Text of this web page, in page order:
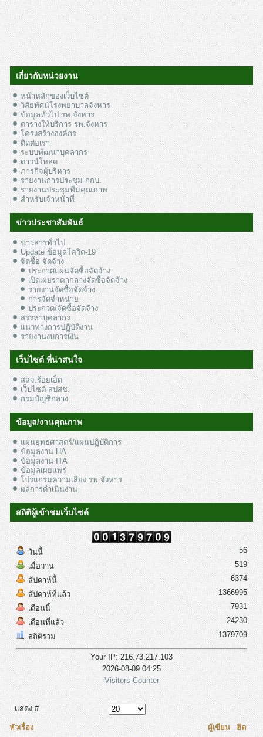
เกี่ยวกับหน่วยงาน
หน้าหลักของเว็บไซต์
วิสัยทัศน์โรงพยาบาลจังหาร
ข้อมูลทั่วไป รพ.จังหาร
ตารางให้บริการ รพ.จังหาร
โครงสร้างองค์กร
ติดต่อเรา
ระบบพัฒนาบุคลากร
ดาวน์โหลด
ภารกิจผู้บริหาร
รายงานการประชุม กกบ.
รายงานประชุมทีมคุณภาพ
สำหรับเจ้าหน้าที่
ข่าวประชาสัมพันธ์
ข่าวสารทั่วไป
Update ข้อมูลโควิด-19
จัดซื้อ จัดจ้าง
ประกาศแผนจัดซื้อจัดจ้าง
เปิดเผยราคากลางจัดซื้อจัดจ้าง
รายงานจัดซื้อจัดจ้าง
การจัดจำหน่าย
ประกวด/จัดซื้อจัดจ้าง
สรรหาบุคลากร
แนวทางการปฏิบัติงาน
รายงานงบการเงิน
เว็บไซต์ ที่น่าสนใจ
สสจ.ร้อยเอ็ด
เว็บไซต์ สปสช.
กรมบัญชีกลาง
ข้อมูล/งานคุณภาพ
แผนยุทธศาสตร์/แผนปฏิบัติการ
ข้อมูลงาน HA
ข้อมูลงาน ITA
ข้อมูลเผยแพร่
โปรแกรมความเสี่ยง รพ.จังหาร
ผลการดำเนินงาน
สถิติผู้เข้าชมเว็บไซต์
วันนี้
เมื่อวาน
สัปดาห์นี้
สัปดาห์ที่แล้ว
เดือนนี้
เดือนที่แล้ว
สถิติรวม
56
519
6374
1366995
7931
24230
1379709
Your IP: 216.73.217.103
2026-08-09 04:25
Visitors Counter
แสดง #
หัวเรื่อง ผู้เขียน
ฮิต